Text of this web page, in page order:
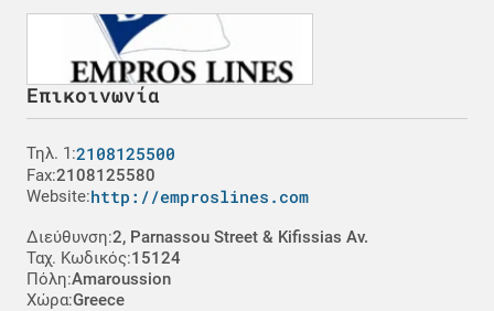
Επικοινωνία
Τηλ. 1:2108125500
Fax:2108125580
Website:http://emproslines.com
Διεύθυνση:2, Parnassou Street & Kifissias Av.
Ταχ. Κωδικός:15124
Πόλη:Amaroussion
Χώρα:Greece